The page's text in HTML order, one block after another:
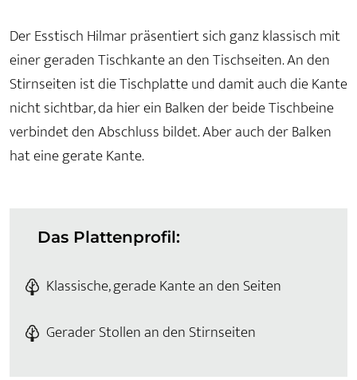
Der Esstisch Hilmar präsentiert sich ganz klassisch mit
einer geraden Tischkante an den Tischseiten. An den
Stirnseiten ist die Tischplatte und damit auch die Kante
nicht sichtbar, da hier ein Balken der beide Tischbeine
verbindet den Abschluss bildet. Aber auch der Balken
hat eine gerate Kante.
Das Plattenprofil:
Klassische, gerade Kante an den Seiten
Gerader Stollen an den Stirnseiten